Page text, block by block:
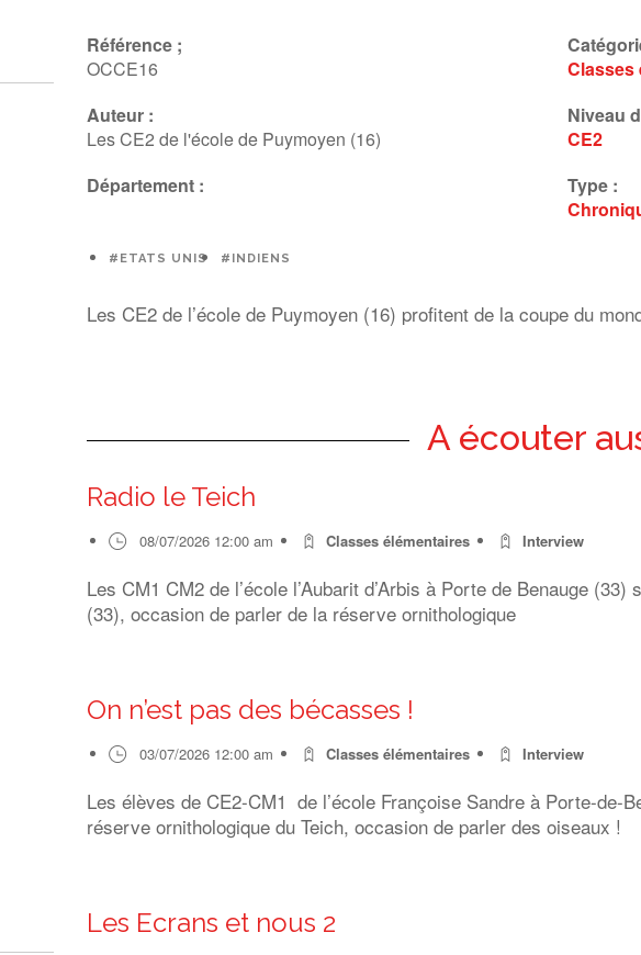
Référence ;
OCCE16
Auteur :
Les CE2 de l'école de Puymoyen (16)
Département :
Classes
Niveau
CE2
Type :
#ETATS UNIS #INDIENS
Les CE2 de l’école de Puymoyen (16) profitent de la coupe du
A écouter
Radio le Teich
08/07/2026 12:00 am Classes élémentaires Interview
Les CM1 CM2 de l’école l’Aubarit d’Arbis à Porte de Benauge
(33), occasion de parler de la réserve ornithologique
On n’est pas des bécasses !
03/07/2026 12:00 am Classes élémentaires Interview
Les élèves de CE2-CM1 de l’école Françoise Sandre à Porte-de-
réserve ornithologique du Teich, occasion de parler des oiseaux !
Les Ecrans et nous 2